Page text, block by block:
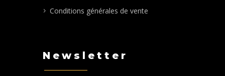
Conditions générales de vente
Newsletter